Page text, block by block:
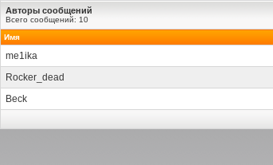
Авторы сообщений
Всего сообщений: 10
Имя
me1ika
Rocker_dead
Beck